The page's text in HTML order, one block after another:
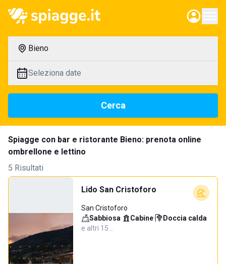
Bieno
Seleziona date
Cerca
Spiagge con bar e ristorante Bieno: prenota online
ombrellone e lettino
5 Risultati
Lido San Cristoforo
San Cristoforo
Sabbiosa· Cabine· Doccia calda·
e altri 15…